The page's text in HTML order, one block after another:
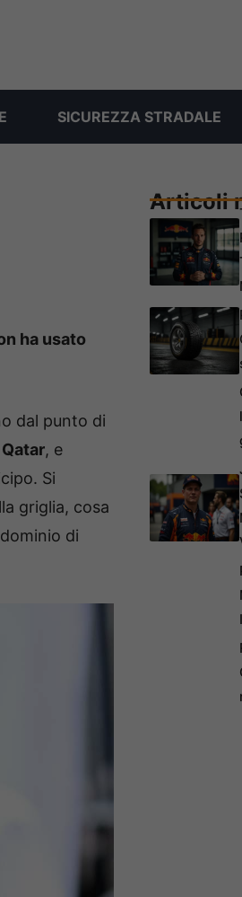
SICUREZZA STRADALE
ha usato
dal punto di
, e
Si
griglia, cosa
di
Articoli